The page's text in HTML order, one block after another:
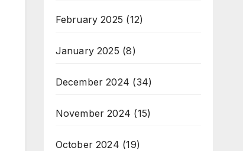
February 2025 (12)
January 2025 (8)
December 2024 (34)
November 2024 (15)
October 2024 (19)